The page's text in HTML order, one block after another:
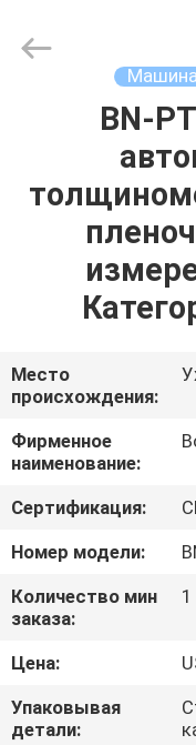
ПРОДУКТЫ
ВИДЕО
НАС
ФАБРИКИ
ПРОВЕРКА
КАЧЕСТВА
СВЯЖИТЕСЬ
МЫ
Reserved.
Developed
BN-
Место
происхождения:
Фирменное
наименование:
Сертификация:
Номер модели:
Количество мин
заказа:
Цена:
Упаковывая
детали: